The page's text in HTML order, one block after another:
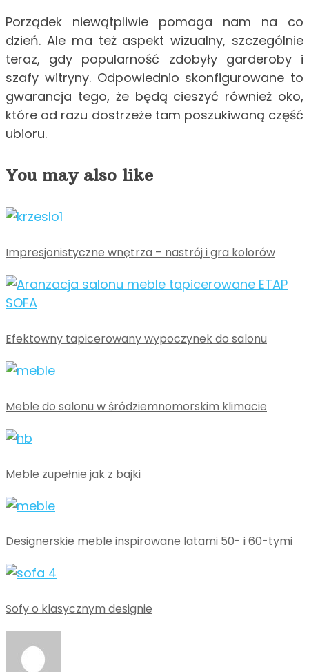
Porządek niewątpliwie pomaga nam na co
dzień. Ale ma też aspekt wizualny, szczególnie
teraz, gdy popularność zdobyły garderoby i
szafy witryny. Odpowiednio skonfigurowane to
gwarancja tego, że będą cieszyć również oko,
które od razu dostrzeże tam poszukiwaną część
ubioru.
You may also like
Impresjonistyczne wnętrza – nastrój i gra kolorów
Efektowny tapicerowany wypoczynek do salonu
Meble do salonu w śródziemnomorskim klimacie
Meble zupełnie jak z bajki
Designerskie meble inspirowane latami 50- i 60-tymi
Sofy o klasycznym designie